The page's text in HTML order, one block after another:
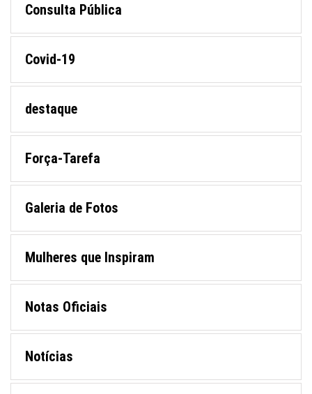
Consulta Pública
Covid-19
destaque
Força-Tarefa
Galeria de Fotos
Mulheres que Inspiram
Notas Oficiais
Notícias